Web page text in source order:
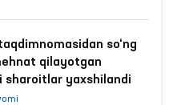
so‘ng
qilayotgan
sharoitlar yaxshilandi